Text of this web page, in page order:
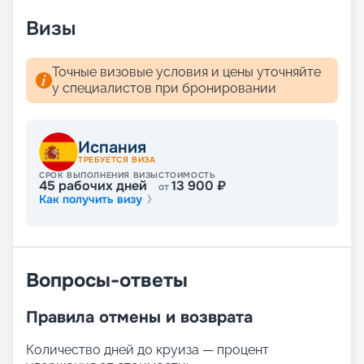
путевки, описание кают и прочая информация.
волшебные пейзажи Средиземного моря! А для
того чтобы получить лучшие места,
воспользуйтесь услугой раннего бронирования.
Визы
Точные визовые условия и цены уточняйте
у специалистов при бронировании
Испания
ТРЕБУЕТСЯ ВИЗА
СРОК ВЫПОЛНЕНИЯ ВИЗЫ
45 рабочих дней
СТОИМОСТЬ
от13 900 ₽
Как получить визу
Вопросы-ответы
Правила отмены и возврата
Количество дней до круиза — процент